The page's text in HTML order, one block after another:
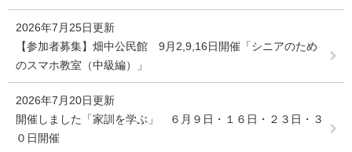
2026年7月25日更新
【参加者募集】畑中公民館 9月2,9,16日開催「シニアのため
のスマホ教室（中級編）」
2026年7月20日更新
開催しました「家訓を学ぶ」 ６月９日・１６日・２３日・３
０日開催